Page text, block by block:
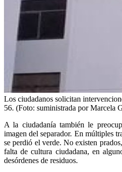
Los ciudadanos solicitan
56. (Foto: suministrada por
A la ciudadanía también le
imagen del separador. En múltiples
se perdió el verde. No existen
falta de cultura ciudadana, en
desórdenes de residuos.